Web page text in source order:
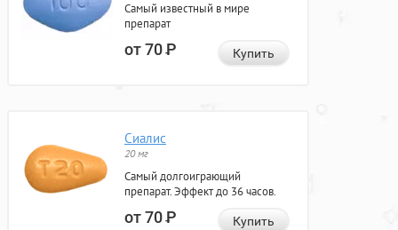
Самый известный в мире
препарат
от 70Р Купить
Сиалис
20 мг
Самый долгоиграющий
препарат. Эффект до 36 часов.
от 70Р Купить